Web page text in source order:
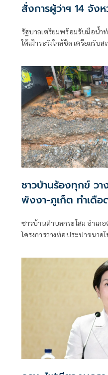
สั่งการผู้ว่าฯ 14 จัง
รัฐบาลเตรียมพร้อมรับมือน้ำท่
ใต้เฝ้าระวังใกล้ชิด เตรียมรับ
ชาวบ้านร้องทุกข์ ว
พังงา-ภูเก็ต ทำเดื
ชาวบ้านตำบลกระโสม อำเภ
โครงการวางท่อประปาขนาด
ส่งผลให้ขอบถนนทรุดเป็นแอ่
เป็นไปด้วยความยากลำบาก
ความกังวลว่าอาจส่งผลกระท